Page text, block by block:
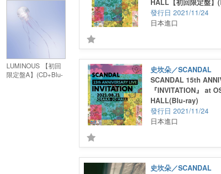
LUMINOUS 【初回
限定盤A】(CD+Blu-
HALL【初回限定盤】
ray+2CD+特製寫真冊)
2021/11/24
日本進口
史坎朵／SCANDAL
SCANDAL 15th
『INVITATION』 at
HALL(Blu-ray)
2021/11/24
日本進口
史坎朵／SCANDAL